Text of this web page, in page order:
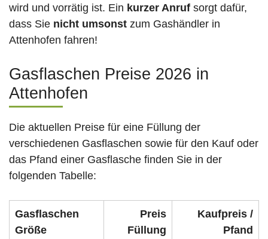
wird und vorrätig ist. Ein kurzer Anruf sorgt dafür,
dass Sie nicht umsonst zum Gashändler in
Attenhofen fahren!
Gasflaschen Preise 2026 in
Attenhofen
Die aktuellen Preise für eine Füllung der
verschiedenen Gasflaschen sowie für den Kauf oder
das Pfand einer Gasflasche finden Sie in der
folgenden Tabelle:
Gasflaschen
Größe
Preis
Füllung
Kaufpreis /
Pfand